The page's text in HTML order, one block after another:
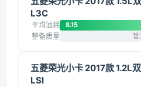
L3C
平均油耗 8.15
整备质量 暂
五菱荣光小卡 2017款 1.2L
LSI